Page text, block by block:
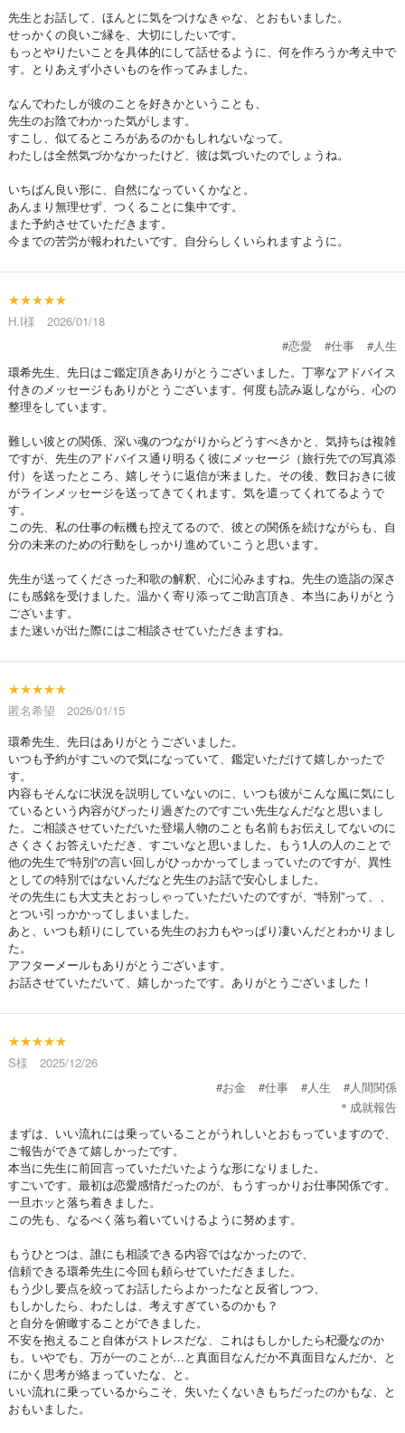
先生とお話して、ほんとに気をつけなきゃな、とおもいました。
せっかくの良いご縁を、大切にしたいです。
もっとやりたいことを具体的にして話せるように、何を作ろうか考え中で
す。とりあえず小さいものを作ってみました。
なんでわたしが彼のことを好きかということも、
先生のお陰でわかった気がします。
すこし、似てるところがあるのかもしれないなって。
わたしは全然気づかなかったけど、彼は気づいたのでしょうね。
いちばん良い形に、自然になっていくかなと。
あんまり無理せず、つくることに集中です。
また予約させていただきます。
今までの苦労が報われたいです。自分らしくいられますように。
★★★★★
H.I様 2026/01/18
#恋愛
#仕事
#人生
環希先生、先日はご鑑定頂きありがとうございました。丁寧なアドバイス
付きのメッセージもありがとうございます。何度も読み返しながら、心の
整理をしています。
難しい彼との関係、深い魂のつながりからどうすべきかと、気持ちは複雑
ですが、先生のアドバイス通り明るく彼にメッセージ（旅行先での写真添
付）を送ったところ、嬉しそうに返信が来ました。その後、数日おきに彼
がラインメッセージを送ってきてくれます。気を遣ってくれてるようで
す。
この先、私の仕事の転機も控えてるので、彼との関係を続けながらも、自
分の未来のための行動をしっかり進めていこうと思います。
先生が送ってくださった和歌の解釈、心に沁みますね。先生の造詣の深さ
にも感銘を受けました。温かく寄り添ってご助言頂き、本当にありがとう
ございます。
また迷いが出た際にはご相談させていただきますね。
★★★★★
匿名希望 2026/01/15
環希先生、先日はありがとうございました。
いつも予約がすごいので気になっていて、鑑定いただけて嬉しかったで
す。
内容もそんなに状況を説明していないのに、いつも彼がこんな風に気にし
ているという内容がぴったり過ぎたのですごい先生なんだなと思いまし
た。ご相談させていただいた登場人物のことも名前もお伝えしてないのに
さくさくお答えいただき、すごいなと思いました。もう1人の人のことで
他の先生で“特別”の言い回しがひっかかってしまっていたのですが、異性
としての特別ではないんだなと先生のお話で安心しました。
その先生にも大丈夫とおっしゃっていただいたのですが、“特別”って、、
とつい引っかかってしまいました。
あと、いつも頼りにしている先生のお力もやっぱり凄いんだとわかりまし
た。
アフターメールもありがとうございます。
お話させていただいて、嬉しかったです。ありがとうございました！
★★★★★
S様 2025/12/26
#お金
#仕事 #人生
#人間関係
＊成就報告
まずは、いい流れには乗っていることがうれしいとおもっていますので、
ご報告ができて嬉しかったです。
本当に先生に前回言っていただいたような形になりました。
すごいです。最初は恋愛感情だったのが、もうすっかりお仕事関係です。
一旦ホッと落ち着きました。
この先も、なるべく落ち着いていけるように努めます。
もうひとつは、誰にも相談できる内容ではなかったので、
信頼できる環希先生に今回も頼らせていただきました。
もう少し要点を絞ってお話したらよかったなと反省しつつ、
もしかしたら、わたしは、考えすぎているのかも？
と自分を俯瞰することができました。
不安を抱えること自体がストレスだな、これはもしかしたら杞憂なのか
も。いやでも、万が一のことが…と真面目なんだか不真面目なんだか、と
にかく思考が絡まっていたな、と。
いい流れに乗っているからこそ、失いたくないきもちだったのかもな、と
おもいました。